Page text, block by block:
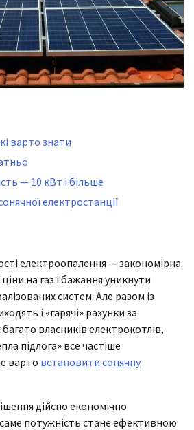
варто знати
— 10 кВт і більше
електростанції
електроопалення — закономірна
на газ і бажання уникнути
систем. Але разом із
і «гарячі» рахунки за
власників електрокотлів,
підлога» все частіше
варто встановити сонячну
дійсно економічно
потужність стане ефективною